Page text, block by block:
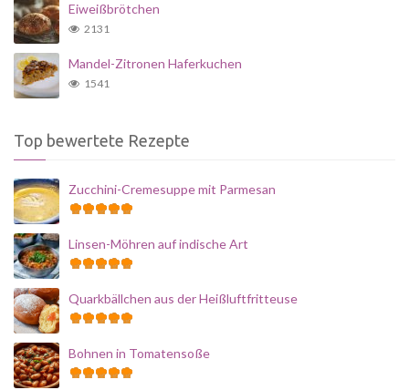
Eiweißbrötchen
2131
Mandel-Zitronen Haferkuchen
1541
Top bewertete Rezepte
Zucchini-Cremesuppe mit Parmesan
Linsen-Möhren auf indische Art
Quarkbällchen aus der Heißluftfritteuse
Bohnen in Tomatensoße